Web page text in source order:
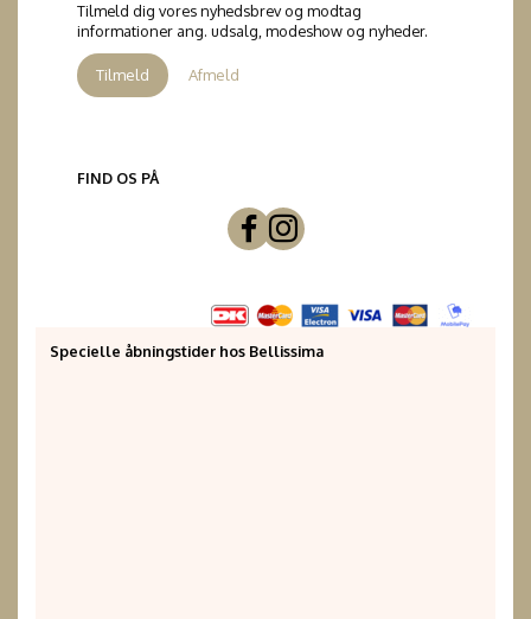
Tilmeld dig vores nyhedsbrev og modtag
informationer ang. udsalg, modeshow og nyheder.
Tilmeld Afmeld
FIND OS PÅ
Specielle åbningstider hos Bellissima